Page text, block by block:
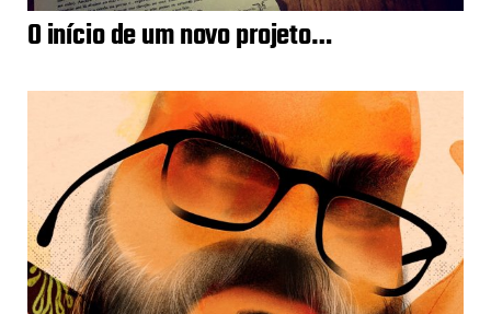
O início de um novo projeto…